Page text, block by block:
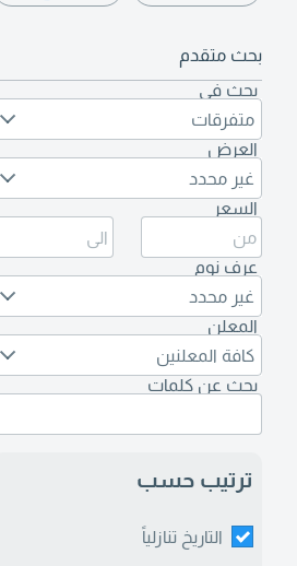
بحث متقدم
بحث في
متفرقات
العرض
غير محدد
السعر
عرف نوم
غير محدد
المعلن
كافة المعلنين
بحث عن كلمات
ترتيب حسب
التاريخ تنازلياً